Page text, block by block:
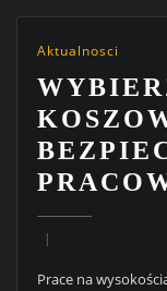
Aktualnosci
Prace na